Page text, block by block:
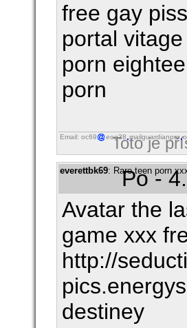
free gay
portal
porn
porn
Email: oc69 eog38 mailguardianpro
Toto je
everettbk69: Rare teen porn
Po -
Avatar the
game xxx
http://
destiney